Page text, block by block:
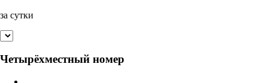
за сутки
Четырёхместный номер